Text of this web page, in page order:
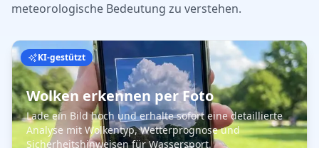
meteorologische Bedeutung zu verstehen.
KI-gestützt
Wolken erkennen per Foto
Lade ein Bild hoch und erhalte sofort eine detaillierte
Analyse mit Wolkentyp, Wetterprognose und
Sicherheitshinweisen für Wassersport.